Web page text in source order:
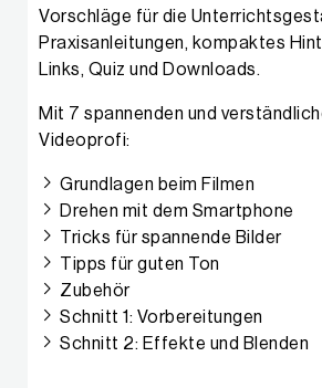
Vorschläge für die
Praxisanleitungen, kompaktes
Links, Quiz und Downloads.
Mit 7 spannenden und
Videoprofi:
Grundlagen beim Filmen
Drehen mit dem Smartphone
Tricks für spannende Bilder
Tipps für guten Ton
Zubehör
Schnitt 1: Vorbereitungen
Schnitt 2: Effekte und Blenden